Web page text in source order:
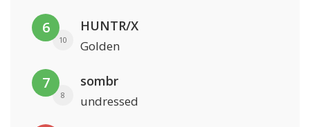
6
10
HUNTR/X
Golden
7
8
sombr
undressed